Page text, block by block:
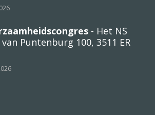
- Het NS
Puntenburg 100, 3511 ER